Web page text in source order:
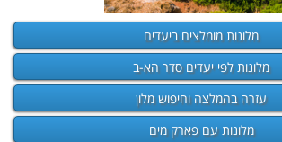
מלונות מומלצים ביעדים
מלונות לפי יעדים סדר הא-ב
עזרה בהמלצה וחיפוש מלון
מלונות עם פארק מים